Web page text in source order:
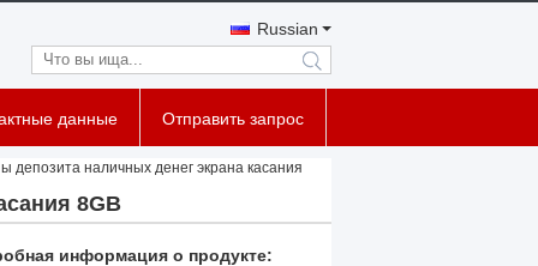
Russian
search
данные Отправить запрос
наличных денег экрана касания
8GB
информация о продукте: